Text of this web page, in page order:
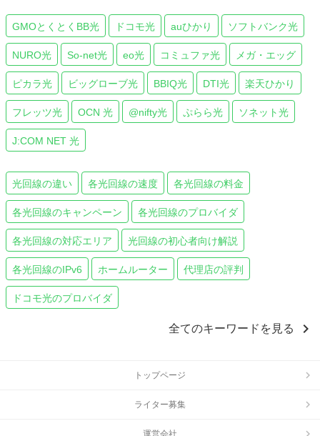
GMOとくとくBB光 ドコモ光 auひかり ソフトバンク光
NURO光 So-net光 eo光 コミュファ光 メガ・エッグ
ピカラ光 ビッグローブ光 BBIQ光 DTI光 楽天ひかり
フレッツ光 OCN 光 @nifty光 ぷらら光 ソネット光
J:COM NET 光
光回線の違い 各光回線の速度 各光回線の料金
各光回線のキャンペーン 各光回線のプロバイダ
各光回線の対応エリア 光回線の初心者向け解説
各光回線のIPv6 ホームルーター 代理店の評判
ドコモ光のプロバイダ
全てのキーワードを見る chevron_right
トップページ
ライター募集
運営会社